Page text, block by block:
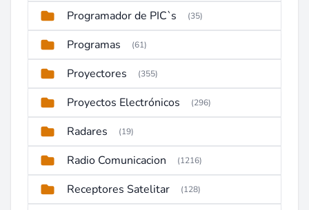
Programador de PIC`s (35)
Programas (61)
Proyectores (355)
Proyectos Electrónicos (296)
Radares (19)
Radio Comunicacion (1216)
Receptores Satelitar (128)